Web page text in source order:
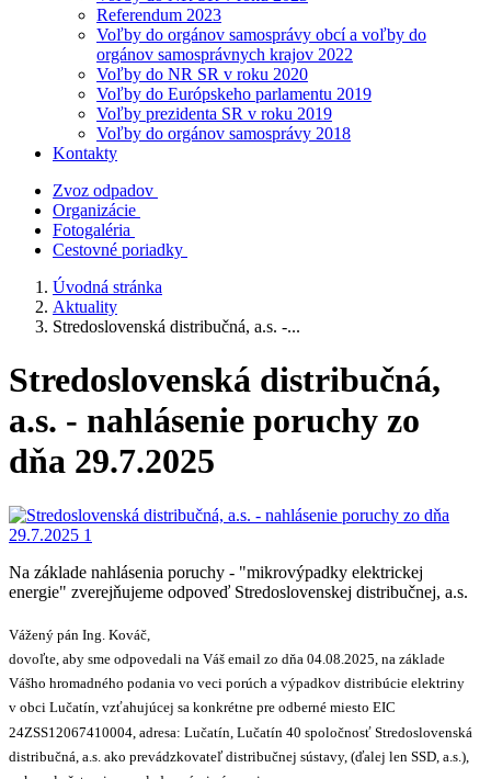
Referendum 2023
Voľby do orgánov samosprávy obcí a voľby do
orgánov samosprávnych krajov 2022
Voľby do NR SR v roku 2020
Voľby do Európskeho parlamentu 2019
Voľby prezidenta SR v roku 2019
Voľby do orgánov samosprávy 2018
Kontakty
Zvoz odpadov
Organizácie
Fotogaléria
Cestovné poriadky
Úvodná stránka
Aktuality
Stredoslovenská distribučná, a.s. -...
Stredoslovenská distribučná,
a.s. - nahlásenie poruchy zo
dňa 29.7.2025
Na základe nahlásenia poruchy - "mikrovýpadky elektrickej
energie" zverejňujeme odpoveď Stredoslovenskej distribučnej, a.s.
Vážený pán Ing. Kováč,
dovoľte, aby sme odpovedali na Váš email zo dňa 04.08.2025, na základe
Vášho hromadného podania vo veci porúch a výpadkov distribúcie elektriny
v obci Lučatín, vzťahujúcej sa konkrétne pre odberné miesto EIC
24ZSS12067410004, adresa: Lučatín, Lučatín 40 spoločnosť Stredoslovenská
distribučná, a.s. ako prevádzkovateľ distribučnej sústavy, (ďalej len SSD, a.s.),